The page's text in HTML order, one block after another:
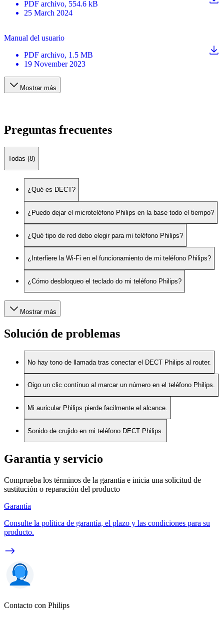
PDF archivo, 554.6 kB
25 March 2024
Manual del usuario
PDF archivo, 1.5 MB
19 November 2023
Mostrar más
Preguntas frecuentes
Todas (8)
¿Qué es DECT?
¿Puedo dejar el microteléfono Philips en la base todo el tiempo?
¿Qué tipo de red debo elegir para mi teléfono Philips?
¿Interfiere la Wi-Fi en el funcionamiento de mi teléfono Philips?
¿Cómo desbloqueo el teclado do mi teléfono Philips?
Mostrar más
Solución de problemas
No hay tono de llamada tras conectar el DECT Philips al router.
Oigo un clic contínuo al marcar un número en el teléfono Philips.
Mi auricular Philips pierde facilmente el alcance.
Sonido de crujido en mi teléfono DECT Philips.
Garantía y servicio
Comprueba los términos de la garantía e inicia una solicitud de
sustitución o reparación del producto
Garantía
Consulte la política de garantía, el plazo y las condiciones para su
producto.
Contacto con Philips